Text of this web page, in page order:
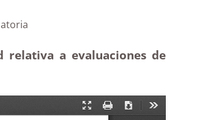
relativa a evaluaciones de